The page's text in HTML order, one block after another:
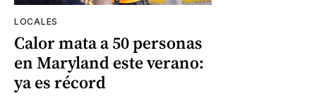
LOCALES
Calor mata a 50 personas
en Maryland este verano:
ya es récord